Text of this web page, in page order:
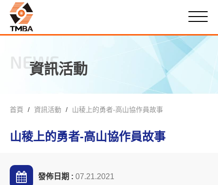
NEWS
資訊活動
首頁 資訊活動 山稜上的勇者-高山協作員故事
山稜上的勇者-高山協作員故事
發佈日期 : 07.21.2021